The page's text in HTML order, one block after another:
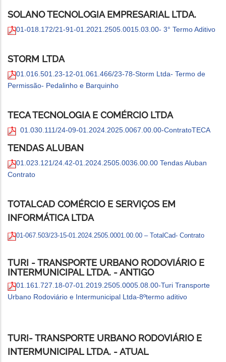
SOLANO TECNOLOGIA EMPRESARIAL LTDA.
01-018.172/21-91-01.2021.2505.0015.03.00- 3° Termo Aditivo
STORM LTDA
01.016.501.23-12-01.061.466/23-78-Storm Ltda- Termo de
Permissão- Pedalinho e Barquinho
TECA TECNOLOGIA E COMÉRCIO LTDA
01.030.111/24-09-01.2024.2025.0067.00.00-ContratoTECA
TENDAS ALUBAN
01.023.121/24.42-01.2024.2505.0036.00.00 Tendas Aluban
Contrato
TOTALCAD COMÉRCIO E SERVIÇOS EM
INFORMÁTICA LTDA
01-067.503/23-15-01.2024.2505.0001.00.00 – TotalCad- Contrato
TURI - TRANSPORTE URBANO RODOVIÁRIO E
INTERMUNICIPAL LTDA. - ANTIGO
01.161.727.18-07-01.2019.2505.0005.08.00-Turi Transporte
Urbano Rodoviário e Intermunicipal Ltda-8ºtermo aditivo
TURI- TRANSPORTE URBANO RODOVIÁRIO E
INTERMUNICIPAL LTDA. - ATUAL